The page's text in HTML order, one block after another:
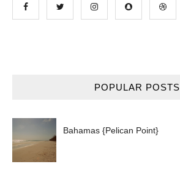
POPULAR POSTS
Bahamas {Pelican Point}